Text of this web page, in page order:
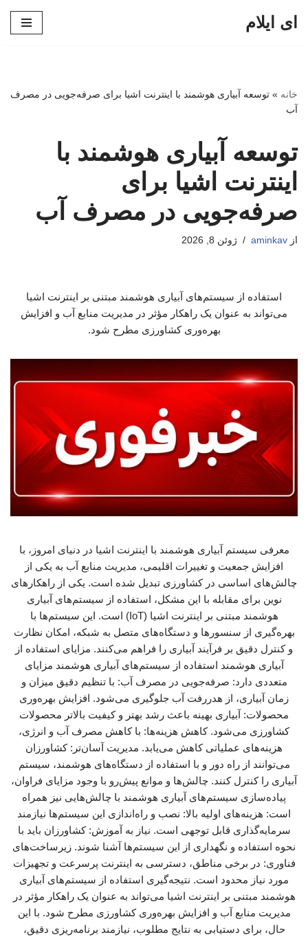
ای ایلام
خانه » توسعه آبیاری هوشمند با اینترنت اشیا برای صرفه‌جویی در مصرف
آب
توسعه آبیاری هوشمند با
اینترنت اشیا برای
صرفه‌جویی در مصرف آب
از aminkav ژوئن 8, 2026
استفاده از سیستم‌های آبیاری هوشمند مبتنی بر اینترنت اشیا
می‌تواند به عنوان یک راهکار مؤثر در مدیریت منابع آب و افزایش
بهره‌وری کشاورزی مطرح شود.
معرفی سیستم آبیاری هوشمند با اینترنت اشیا در دنیای امروز، با
افزایش جمعیت و تغییرات اقلیمی، مدیریت منابع آب به یکی از
چالش‌های اساسی در کشاورزی تبدیل شده است. یکی از راهکارهای
نوین برای مقابله با این مشکل، استفاده از سیستم‌های آبیاری
هوشمند مبتنی بر اینترنت اشیا (IoT) است. این سیستم‌ها با
بهره‌گیری از سنسورها و دستگاه‌های متصل به شبکه، امکان نظارت
و کنترل دقیق بر فرآیند آبیاری را فراهم می‌کنند. مزایای استفاده از
آبیاری هوشمند استفاده از سیستم‌های آبیاری هوشمند مزایای
متعددی دارد: صرفه‌جویی در مصرف آب: با تنظیم دقیق میزان و
زمان آبیاری، از هدررفت آب جلوگیری می‌شود. افزایش بهره‌وری
محصولات: آبیاری بهینه باعث رشد بهتر و کیفیت بالاتر محصولات
کشاورزی می‌شود. کاهش هزینه‌ها: با کاهش مصرف آب و انرژی،
هزینه‌های عملیاتی کاهش می‌یابد. مدیریت آسان‌تر: کشاورزان
می‌توانند از راه دور و با استفاده از دستگاه‌های هوشمند، سیستم
آبیاری را کنترل کنند. چالش‌ها و موانع پیش‌رو با وجود مزایای فراوان،
پیاده‌سازی سیستم‌های آبیاری هوشمند با چالش‌هایی نیز همراه
است: هزینه‌های اولیه بالا: نصب و راه‌اندازی این سیستم‌ها نیازمند
سرمایه‌گذاری قابل توجهی است. نیاز به آموزش: کشاورزان باید با
نحوه استفاده و نگهداری از این سیستم‌ها آشنا شوند. زیرساخت‌های
فناوری: در برخی مناطق، دسترسی به اینترنت پرسرعت و تجهیزات
مورد نیاز محدود است. نتیجه‌گیری استفاده از سیستم‌های آبیاری
هوشمند مبتنی بر اینترنت اشیا می‌تواند به عنوان یک راهکار مؤثر در
مدیریت منابع آب و افزایش بهره‌وری کشاورزی مطرح شود. با این
حال، برای دستیابی به نتایج مطلوب، نیازمند برنامه‌ریزی دقیق،